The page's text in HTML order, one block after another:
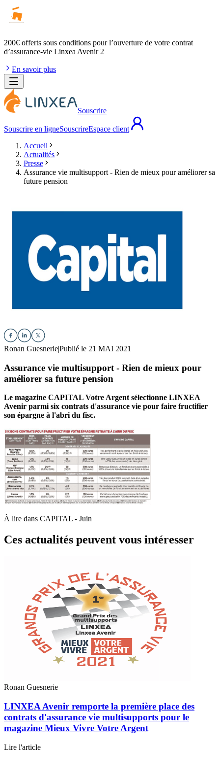
200€ offerts sous conditions pour l’ouverture de votre contrat
d’assurance-vie Linxea Avenir 2
En savoir plus
Souscrire
Souscrire en ligneSouscrireEspace client
Accueil
Actualités
Presse
Assurance vie multisupport - Rien de mieux pour améliorer sa
future pension
Ronan Guesnerie|Publié le 21 MAI 2021
Assurance vie multisupport - Rien de mieux pour
améliorer sa future pension
Le magazine CAPITAL Votre Argent sélectionne LINXEA
Avenir parmi six contrats d'assurance vie pour faire fructifier
son épargne à l'abri du fisc.
À lire dans CAPITAL - Juin
Ces actualités peuvent vous intéresser
Ronan Guesnerie
LINXEA Avenir remporte la première place des
contrats d'assurance vie multisupports pour le
magazine Mieux Vivre Votre Argent
Lire l'article